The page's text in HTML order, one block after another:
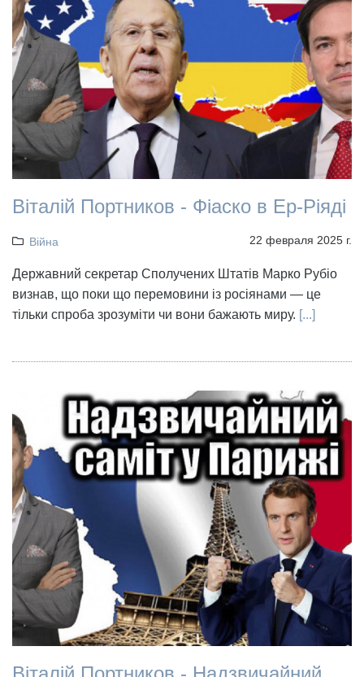
Віталій Портников - Фіаско в Ер-Ріяді
Війна 22 февраля 2025 г.
Державний секретар Сполучених Штатів Марко Рубіо
визнав, що поки що перемовини із росіянами — це
тільки спроба зрозуміти чи вони бажають миру. [...]